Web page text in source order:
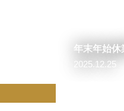
年末年始休
2025.12.25